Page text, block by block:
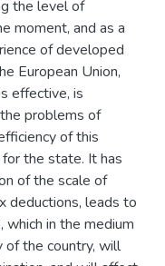
the level of
moment, and as a
of developed
European Union,
effective, is
problems of
of this
the state. It has
of the scale of
deductions, leads to
in the medium
the country, will